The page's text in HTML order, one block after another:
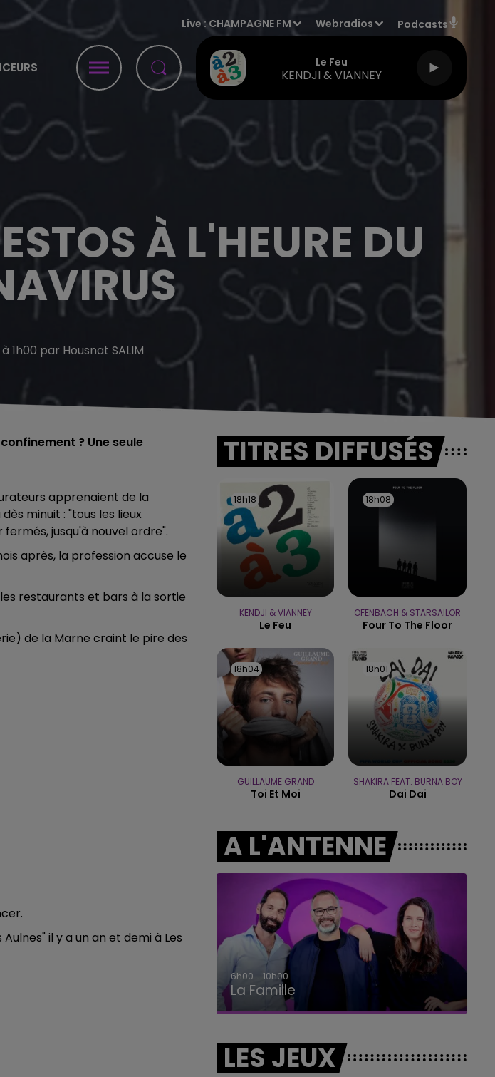
Live : CHAMPAGNE FM Webradios Podcasts
Le Feu
KENDJI & VIANNEY
5h00 - 6h00
LE BEST OF DE LA FAMILLE
CHAMPAGNE FM
À L'HEURE DU
1h00 par Housnat SALIM
? Une seule
apprenaient de la
minuit : "tous les lieux
jusqu'à nouvel ordre".
après, la profession accuse le
restaurants et bars à la sortie
de la Marne craint le pire des
il y a un an et demi à Les
TITRES DIFFUSÉS
18h18
18h18
KENDJI & VIANNEY
Le Feu
18h08
18h08
OFENBACH & STARSAILOR
Four To The Floor
18h04
18h04
GUILLAUME GRAND
Toi Et Moi
18h01
18h01
SHAKIRA FEAT. BURNA BOY
Dai Dai
A L'ANTENNE
6h00 - 10h00
La Famille
LES JEUX